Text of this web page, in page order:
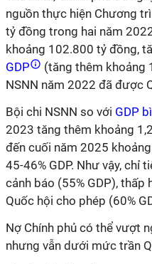
nguồn thực hiện Chương
tỷ đồng trong hai năm
khoảng 102.800 tỷ đồng,
GDP
(tăng thêm khoảng
NSNN năm 2022 đã được
Bội chi NSNN so với GDP
2023 tăng thêm khoảng
đến cuối năm 2025 khoảng
45-46% GDP. Như vậy, chỉ
cảnh báo (55% GDP),
Quốc hội cho phép (60%
Nợ Chính phủ có thể vượt
nhưng vẫn dưới mức trần